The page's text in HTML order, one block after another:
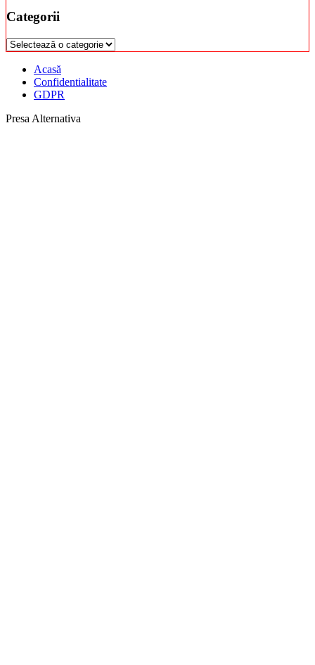
Categorii
Categorii
Acasă
Confidentialitate
GDPR
Presa Alternativa